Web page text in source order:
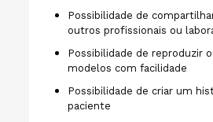
Possibilidade de
outros profissionais ou
Possibilidade de reproduzir
modelos com facilidade
Possibilidade de criar um
paciente